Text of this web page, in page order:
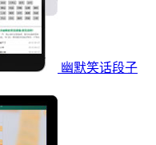
幽默笑话段子